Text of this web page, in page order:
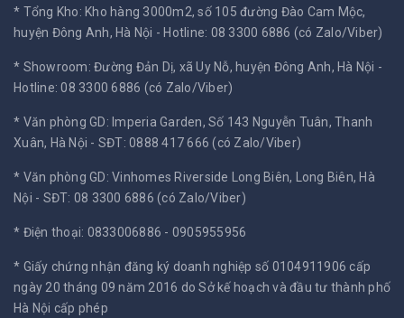
* Tổng Kho: Kho hàng 3000m2, số 105 đường Đào Cam Mộc,
huyện Đông Anh, Hà Nội - Hotline: 08 3300 6886 (có Zalo/Viber)
* Showroom: Đường Đản Dị, xã Uy Nỗ, huyện Đông Anh, Hà Nội -
Hotline: 08 3300 6886 (có Zalo/Viber)
* Văn phòng GD: Imperia Garden, Số 143 Nguyễn Tuân, Thanh
Xuân, Hà Nội - SĐT: 0888 417 666 (có Zalo/Viber)
* Văn phòng GD: Vinhomes Riverside Long Biên, Long Biên, Hà
Nội - SĐT: 08 3300 6886 (có Zalo/Viber)
* Điện thoại: 0833006886 - 0905955956
* Giấy chứng nhận đăng ký doanh nghiệp số 0104911906 cấp
ngày 20 tháng 09 năm 2016 do Sở kế hoạch và đầu tư thành phố
Hà Nội cấp phép